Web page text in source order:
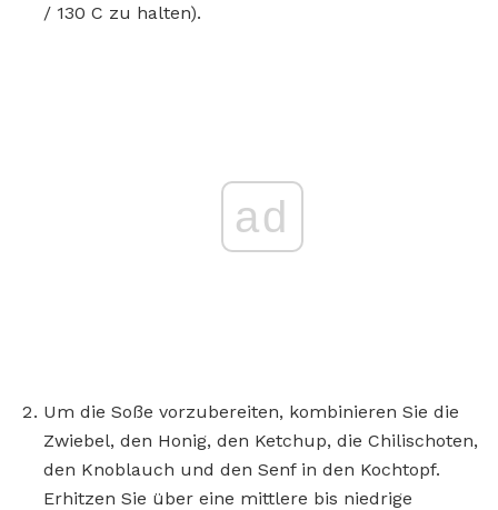
/ 130 C zu halten).
ad
Um die Soße vorzubereiten, kombinieren Sie die
Zwiebel, den Honig, den Ketchup, die Chilischoten,
den Knoblauch und den Senf in den Kochtopf.
Erhitzen Sie über eine mittlere bis niedrige